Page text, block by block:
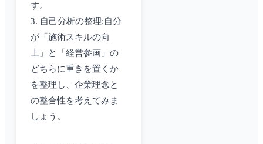
す。
3. 自己分析の整理:自分
が「施術スキルの向
上」と「経営参画」の
どちらに重きを置くか
を整理し、企業理念と
の整合性を考えてみま
しょう。